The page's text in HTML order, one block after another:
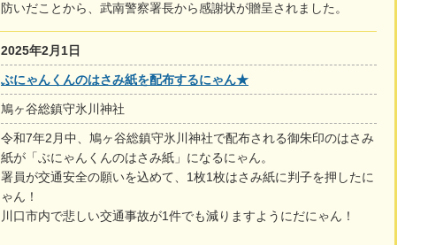
防いだことから、武南警察署長から感謝状が贈呈されました。
2025年2月1日
ぶにゃんくんのはさみ紙を配布するにゃん★
鳩ヶ谷総鎮守氷川神社
令和7年2月中、鳩ヶ谷総鎮守氷川神社で配布される御朱印のはさみ
紙が「ぶにゃんくんのはさみ紙」になるにゃん。
署員が交通安全の願いを込めて、1枚1枚はさみ紙に判子を押したに
ゃん！
川口市内で悲しい交通事故が1件でも減りますようにだにゃん！